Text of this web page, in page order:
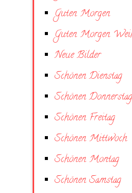
Guten Morgen
Guten Morgen
Neue Bilder
Schönen Dienstag
Schönen Donnerstag
Schönen Freitag
Schönen Mittwoch
Schönen Montag
Schönen Samstag